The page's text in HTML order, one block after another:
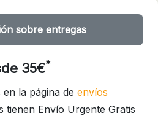
sobre entregas
35€*
la página de envíos
tienen Envío Urgente Gratis